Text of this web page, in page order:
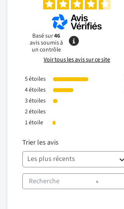
Basé sur46
avis soumis à
un contrôle
Voir tous les avis sur ce site
5étoiles
4étoiles
3étoiles
2étoiles
1étoile
Trier les avis